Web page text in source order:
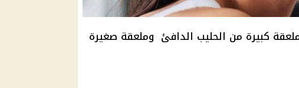
كبيرة من الحليب الدافئ وملعقة صغيرة